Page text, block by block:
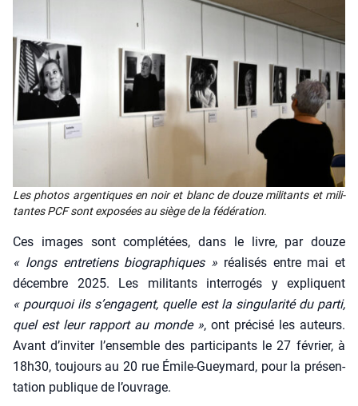
Les pho­tos argen­tiques en noir et blanc de douze mili­tants et mili­
tantes PCF sont expo­sées au siège de la fédé­ra­tion.
Ces images sont com­plé­tées, dans le livre, par douze
« longs entre­tiens bio­gra­phiques » réa­li­sés entre mai et
décembre 2025. Les mili­tants inter­ro­gés y expliquent
« pour­quoi ils s’en­gagent, quelle est la sin­gu­la­ri­té du par­ti,
quel est leur rap­port au monde », ont pré­ci­sé les auteurs.
Avant d’in­vi­ter l’en­semble des par­ti­ci­pants le 27 février, à
18h30, tou­jours au 20 rue Émile-Guey­mard, pour la pré­sen­
ta­tion publique de l’ou­vrage.